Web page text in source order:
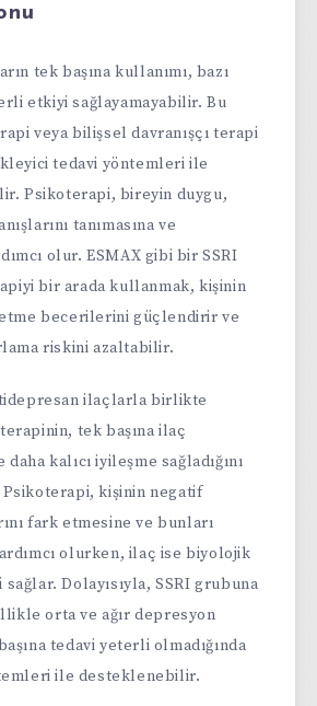
tek başına kullanımı, bazı
etkiyi sağlayamayabilir. Bu
veya bilişsel davranışçı terapi
tedavi yöntemleri ile
Psikoterapi, bireyin duygu,
tanımasına ve
olur. ESMAX gibi bir SSRI
bir arada kullanmak, kişinin
etme becerilerini güçlendirir ve
riskini azaltabilir.
ilaçlarla birlikte
tek başına ilaç
kalıcı iyileşme sağladığını
kişinin negatif
fark etmesine ve bunları
olurken, ilaç ise biyolojik
Dolayısıyla, SSRI grubuna
orta ve ağır depresyon
tedavi yeterli olmadığında
ile desteklenebilir.